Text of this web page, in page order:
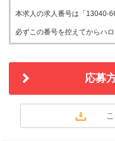
本求人の求人番号は「13040-
必ずこの番号を控えてからハ
応募